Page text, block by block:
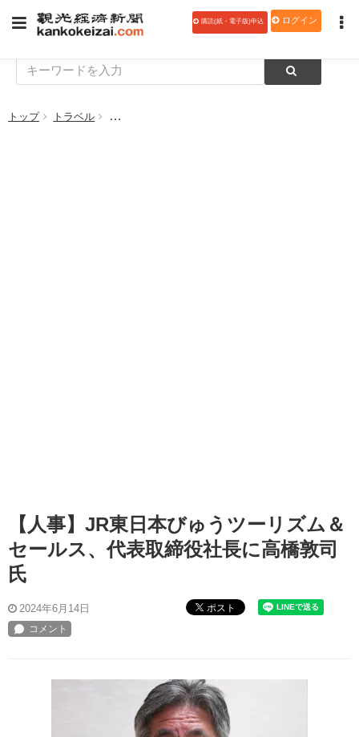
購読(紙・電子版)申込 ログイン
トップ トラベル 【人事】JR東日本びゅうツーリズム＆セールス、代
【人事】JR東日本びゅうツーリズム＆
セールス、代表取締役社長に高橋敦司
氏
2024年6月14日 ポスト